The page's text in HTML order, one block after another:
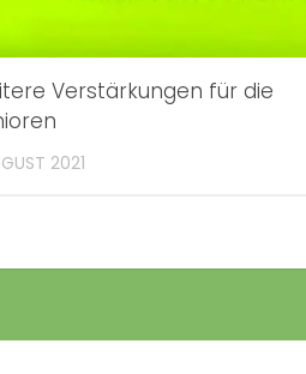
Verstärkungen für die
2021